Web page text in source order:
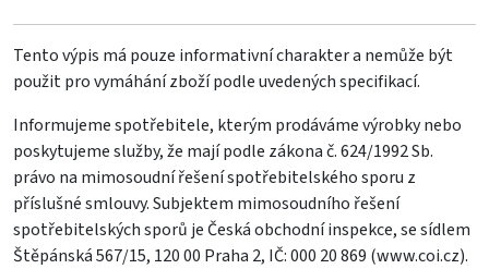
Tento výpis má pouze informativní charakter a nemůže být
použit pro vymáhání zboží podle uvedených specifikací.
Informujeme spotřebitele, kterým prodáváme výrobky nebo
poskytujeme služby, že mají podle zákona č. 624/1992 Sb.
právo na mimosoudní řešení spotřebitelského sporu z
příslušné smlouvy. Subjektem mimosoudního řešení
spotřebitelských sporů je Česká obchodní inspekce, se sídlem
Štěpánská 567/15, 120 00 Praha 2, IČ: 000 20 869 (www.coi.cz).